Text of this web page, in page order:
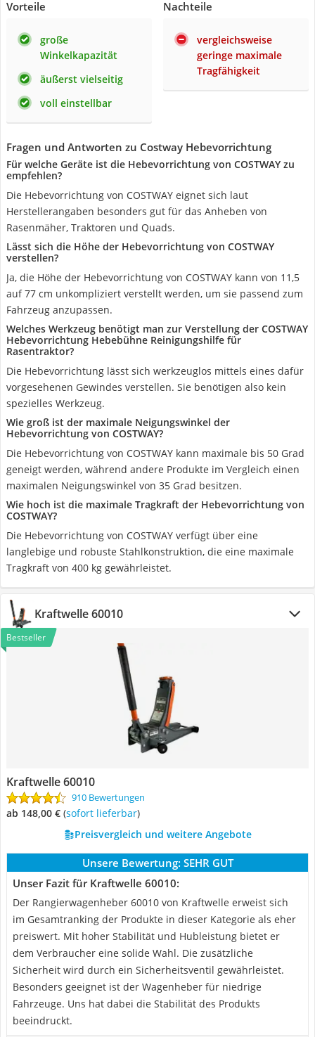
Vorteile
große
Winkelkapazität
äußerst vielseitig
voll einstellbar
Nachteile
vergleichsweise
geringe maximale
Tragfähigkeit
Fragen und Antworten zu Costway Hebevorrichtung
Für welche Geräte ist die Hebevorrichtung von COSTWAY zu
empfehlen?
Die Hebevorrichtung von COSTWAY eignet sich laut
Herstellerangaben besonders gut für das Anheben von
Rasenmäher, Traktoren und Quads.
Lässt sich die Höhe der Hebevorrichtung von COSTWAY
verstellen?
Ja, die Höhe der Hebevorrichtung von COSTWAY kann von 11,5
auf 77 cm unkompliziert verstellt werden, um sie passend zum
Fahrzeug anzupassen.
Welches Werkzeug benötigt man zur Verstellung der COSTWAY
Hebevorrichtung Hebebühne Reinigungshilfe für
Rasentraktor?
Die Hebevorrichtung lässt sich werkzeuglos mittels eines dafür
vorgesehenen Gewindes verstellen. Sie benötigen also kein
spezielles Werkzeug.
Wie groß ist der maximale Neigungswinkel der
Hebevorrichtung von COSTWAY?
Die Hebevorrichtung von COSTWAY kann maximale bis 50 Grad
geneigt werden, während andere Produkte im Vergleich einen
maximalen Neigungswinkel von 35 Grad besitzen.
Wie hoch ist die maximale Tragkraft der Hebevorrichtung von
COSTWAY?
Die Hebevorrichtung von COSTWAY verfügt über eine
langlebige und robuste Stahlkonstruktion, die eine maximale
Tragkraft von 400 kg gewährleistet.
Kraftwelle 60010
Bestseller
Kraftwelle 60010
910 Bewertungen
ab 148,00 € ( Sofort lieferbar)
Preisvergleich und weitere Angebote
Unsere Bewertung: SEHR GUT
Unser Fazit für Kraftwelle 60010:
Der Rangierwagenheber 60010 von Kraftwelle erweist sich
im Gesamtranking der Produkte in dieser Kategorie als eher
preiswert. Mit hoher Stabilität und Hubleistung bietet er
dem Verbraucher eine solide Wahl. Die zusätzliche
Sicherheit wird durch ein Sicherheitsventil gewährleistet.
Besonders geeignet ist der Wagenheber für niedrige
Fahrzeuge. Uns hat dabei die Stabilität des Produkts
beeindruckt.